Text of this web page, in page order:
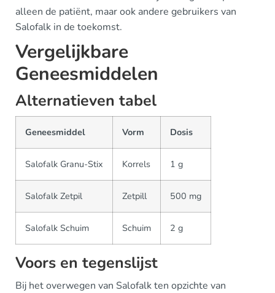
alleen de patiënt, maar ook andere gebruikers van
Salofalk in de toekomst.
Vergelijkbare
Geneesmiddelen
Alternatieven tabel
Geneesmiddel Vorm Dosis
Salofalk Granu-Stix Korrels 1 g
Salofalk Zetpil Zetpill 500 mg
Salofalk Schuim Schuim 2 g
Voors en tegenslijst
Bij het overwegen van Salofalk ten opzichte van